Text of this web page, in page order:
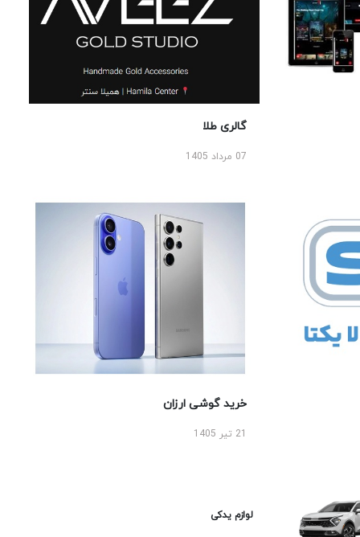
گالری طلا
07 مرداد 1405
خرید گوشی ارزان
لوازم یدکی